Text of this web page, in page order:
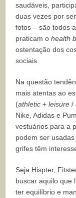
saudáveis,
duas vezes por
fotos – são todos
praticam ohealth
ostentação dos
sociais.
Na questão
mais atentas ao
(athletic +leisure /
Nike, Adidas e
vestuários para a
podem ser
grifes têm
Seja Hispter,
buscar aquilo que
ter equilíbrio e